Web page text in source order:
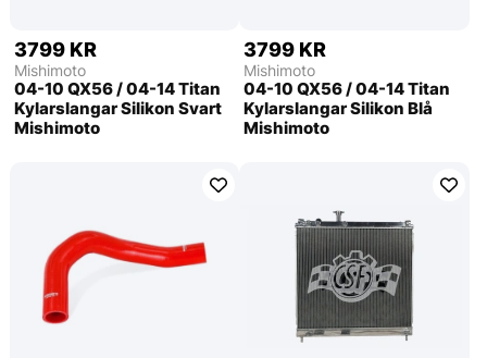
3799 KR
Mishimoto
04-10 QX56 / 04-14 Titan
Kylarslangar Silikon Svart
Mishimoto
3799 KR
Mishimoto
04-10 QX56 / 04-14 Titan
Kylarslangar Silikon Blå
Mishimoto